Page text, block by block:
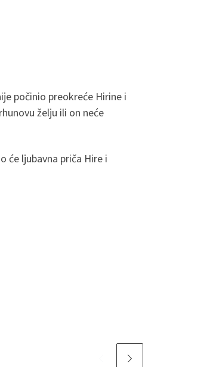
počinio preokreće Hirine i
želju ili on neće
će ljubavna priča Hire i